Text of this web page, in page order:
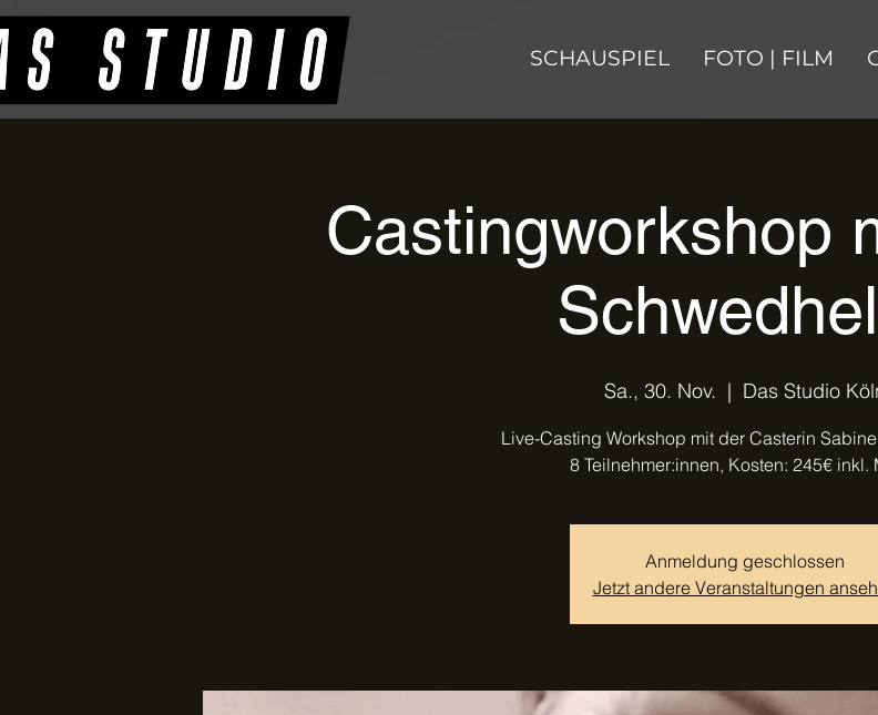
SCHAUSPIEL FOTO | FILM
Castingworkshop
Sa., 30. Nov.
  |
Das Studio
Live-Casting Workshop mit der Casterin
8 Teilnehmer:innen, Kosten: 245€ inkl.
Anmeldung geschlossen
Jetzt andere Veranstaltungen